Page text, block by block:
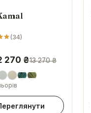
(34)
270 ₴13 270 ₴